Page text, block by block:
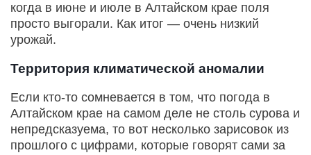
когда в июне и июле в Алтайском крае поля
просто выгорали. Как итог — очень низкий
урожай.
Территория климатической аномалии
Если кто-то сомневается в том, что погода в
Алтайском крае на самом деле не столь сурова и
непредсказуема, то вот несколько зарисовок из
прошлого с цифрами, которые говорят сами за